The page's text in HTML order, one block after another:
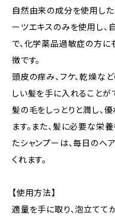
自然由来の成分を使用した
ーツエキスのみを使用し、
で、化学薬品過敏症の方
徴です。
頭皮の痒み、フケ、乾燥な
しい髪を手に入れることが
髪の毛をしっとりと潤し、
ます。また、髪に必要な栄
たシャンプーは、毎日のヘ
くれます。
【使用方法】
適量を手に取り、泡立てて